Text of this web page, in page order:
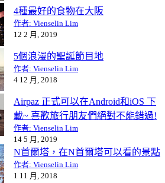
4種最好的食物在大阪
作者: Vienselin Lim
12 2 月, 2019
5個浪漫的聖誕節目地
作者: Vienselin Lim
4 12 月, 2018
Airpaz 正式可以在Android和iOS 下
載~ 喜歡旅行朋友們絕對不能錯過!
作者: Vienselin Lim
14 5 月, 2019
N首爾塔，在N首爾塔可以看的景點
作者: Vienselin Lim
1 11 月, 2018